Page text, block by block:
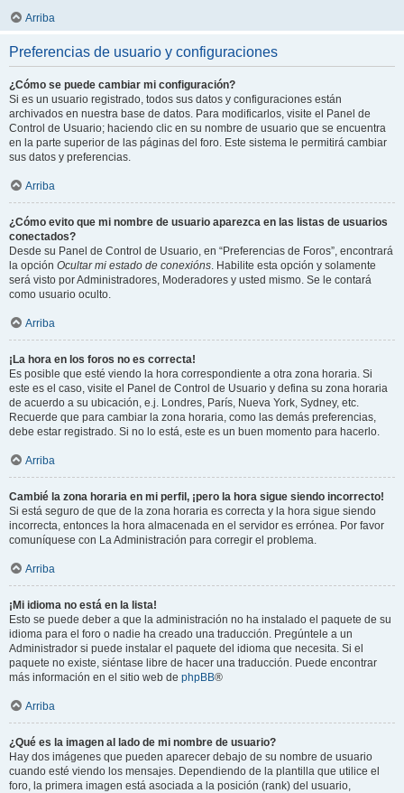
Arriba
Preferencias de usuario y configuraciones
¿Cómo se puede cambiar mi configuración?
Si es un usuario registrado, todos sus datos y configuraciones están
archivados en nuestra base de datos. Para modificarlos, visite el Panel de
Control de Usuario; haciendo clic en su nombre de usuario que se encuentra
en la parte superior de las páginas del foro. Este sistema le permitirá cambiar
sus datos y preferencias.
Arriba
¿Cómo evito que mi nombre de usuario aparezca en las listas de usuarios
conectados?
Desde su Panel de Control de Usuario, en “Preferencias de Foros”, encontrará
la opción Ocultar mi estado de conexións. Habilite esta opción y solamente
será visto por Administradores, Moderadores y usted mismo. Se le contará
como usuario oculto.
Arriba
¡La hora en los foros no es correcta!
Es posible que esté viendo la hora correspondiente a otra zona horaria. Si
este es el caso, visite el Panel de Control de Usuario y defina su zona horaria
de acuerdo a su ubicación, e.j. Londres, París, Nueva York, Sydney, etc.
Recuerde que para cambiar la zona horaria, como las demás preferencias,
debe estar registrado. Si no lo está, este es un buen momento para hacerlo.
Arriba
Cambié la zona horaria en mi perfil, ¡pero la hora sigue siendo incorrecto!
Si está seguro de que de la zona horaria es correcta y la hora sigue siendo
incorrecta, entonces la hora almacenada en el servidor es errónea. Por favor
comuníquese con La Administración para corregir el problema.
Arriba
¡Mi idioma no está en la lista!
Esto se puede deber a que la administración no ha instalado el paquete de su
idioma para el foro o nadie ha creado una traducción. Pregúntele a un
Administrador si puede instalar el paquete del idioma que necesita. Si el
paquete no existe, siéntase libre de hacer una traducción. Puede encontrar
más información en el sitio web de phpBB®
Arriba
¿Qué es la imagen al lado de mi nombre de usuario?
Hay dos imágenes que pueden aparecer debajo de su nombre de usuario
cuando esté viendo los mensajes. Dependiendo de la plantilla que utilice el
foro, la primera imagen está asociada a la posición (rank) del usuario,